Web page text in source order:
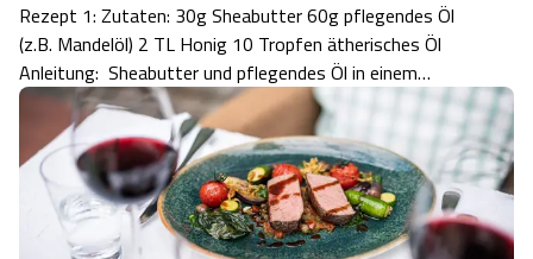
Rezept 1: Zutaten: 30g Sheabutter 60g pflegendes Öl
(z.B. Mandelöl) 2 TL Honig 10 Tropfen ätherisches Öl
Anleitung: Sheabutter und pflegendes Öl in einem
Wasserbad erhitzen und vermischen. Honig hinzugeben
und unterrühren. Die Mischung aus dem Wasserbad
nehmen und das ätherische Öl hinzugeben. Cre…